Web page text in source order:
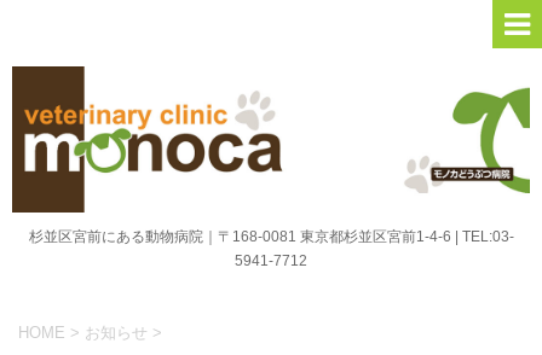
杉並区宮前にある動物病院｜〒168-0081 東京都杉並区宮前1-4-6 | TEL:03-
5941-7712
HOME > お知らせ >